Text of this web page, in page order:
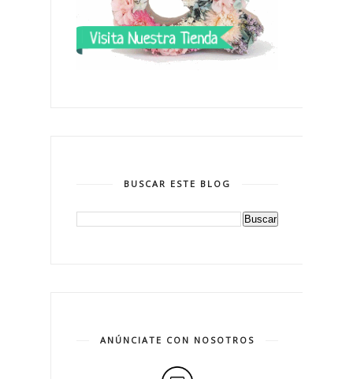
BUSCAR ESTE BLOG
ANÚNCIATE CON NOSOTROS